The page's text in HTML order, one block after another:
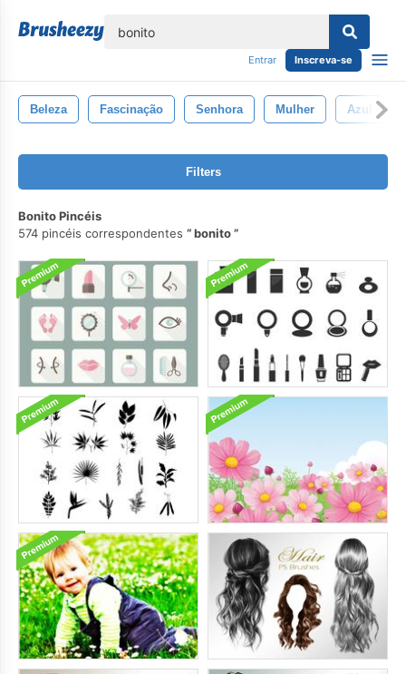
Entrar Inscreva-se
Beleza Fascinação Senhora Mulher Azul
Filters
Bonito Pincéis
574 pincéis correspondentes
bonito